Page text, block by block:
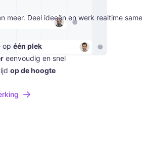
meer. Deel ideeën en werk realtime
op één plek
eenvoudig en snel
op de hoogte